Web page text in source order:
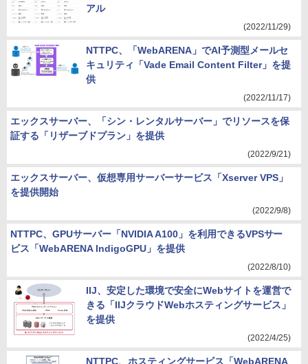
アル
(2022/11/29)
NTTPC、「WebARENA」でAI予測型メールセ
キュリティ「Vade Email Content Filter」を提
供
(2022/11/17)
エックスサーバー、「シン・レンタルサーバー」でリソースを保
証する「リザーブドプラン」を提供
(2022/9/21)
エックスサーバー、仮想専用サーバーサービス「Xserver VPS」
を提供開始
(2022/9/8)
NTTPC、GPUサーバー「NVIDIA A100」を利用できるVPSサー
ビス「WebARENA IndigoGPU」を提供
(2022/8/10)
IIJ、安定した環境で安全にWebサイトを運営で
きる「IIJクラウドWebホスティングサービス」
を提供
(2022/4/25)
NTTPC、ホスティングサービス「WebARENA